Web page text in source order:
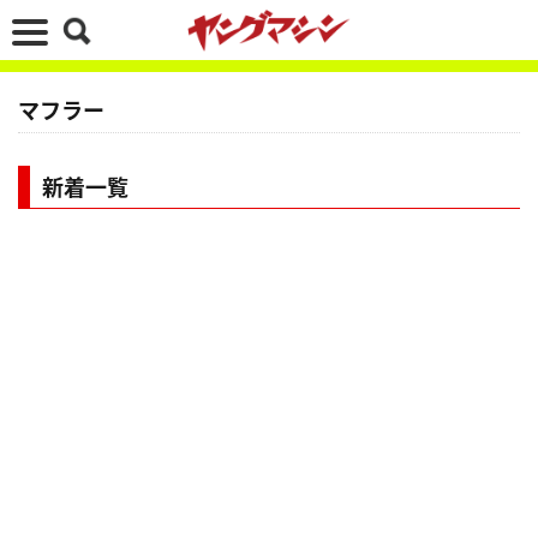
マフラー
新着一覧